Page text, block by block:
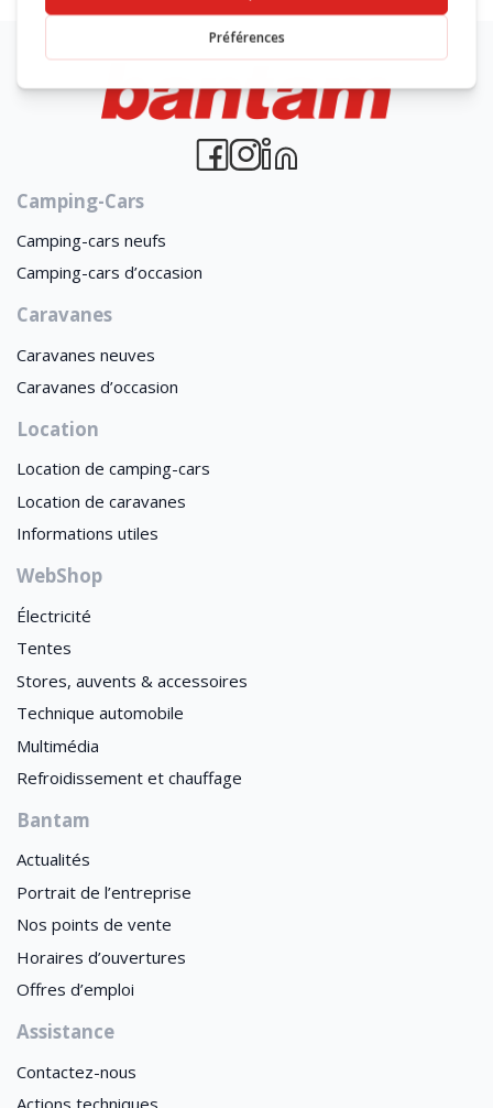
Camping-Cars
Camping-cars neufs
Camping-cars d’occasion
Caravanes
Caravanes neuves
Caravanes d’occasion
Location
Location de camping-cars
Location de caravanes
Informations utiles
WebShop
Électricité
Tentes
Stores, auvents & accessoires
Technique automobile
Multimédia
Refroidissement et chauffage
Bantam
Actualités
Portrait de l’entreprise
Nos points de vente
Horaires d’ouvertures
Offres d’emploi
Assistance
Contactez-nous
Actions techniques